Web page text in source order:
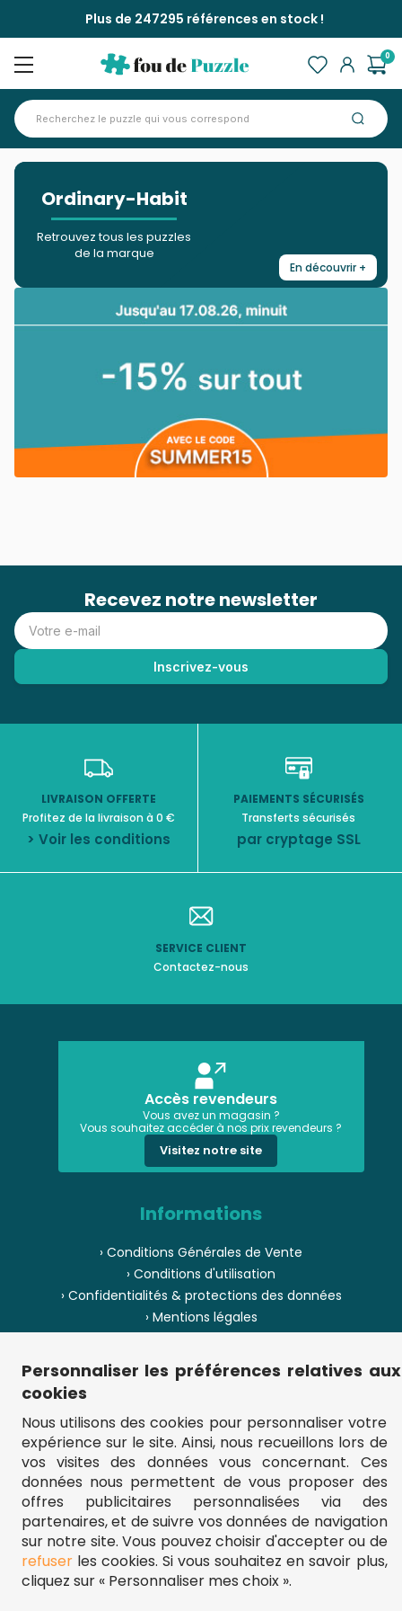
Plus de 247295 références en stock !
0
Ordinary-Habit
Retrouvez tous les puzzles
de la marque
En découvrir +
Recevez notre newsletter
LIVRAISON OFFERTE
Profitez de la livraison à 0 €
> Voir les conditions
PAIEMENTS SÉCURISÉS
Transferts sécurisés
par cryptage SSL
SERVICE CLIENT
Contactez-nous
Accès revendeurs
Vous avez un magasin ?
Vous souhaitez accéder à nos prix revendeurs ?
Visitez notre site
Informations
› Conditions Générales de Vente
› Conditions d'utilisation
› Confidentialités & protections des données
› Mentions légales
› Paiement
› Pièces de puzzle manquantes ?
› Plan du site
** Frais d'envoi = 6,95 € (France) / gratuit à partir de 45 €.
fou-de-puzzle.com : le site référence pour acheter des puzzles de
qualité à bon prix.
© Fou-de-puzzle.com 2011 - 2026
Personnaliser les préférences relatives aux
cookies
Nous utilisons des cookies pour personnaliser votre
expérience sur le site. Ainsi, nous recueillons lors de
vos visites des données vous concernant. Ces
données nous permettent de vous proposer des
offres publicitaires personnalisées via des
partenaires, et de suivre vos données de navigation
sur notre site. Vous pouvez choisir d'accepter ou de
refuserles cookies. Si vous souhaitez en savoir plus,
cliquez sur « Personnaliser mes choix ».